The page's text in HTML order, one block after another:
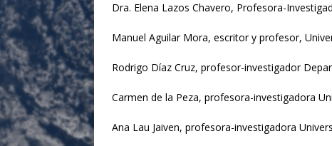
Dra. Elena Lazos Chavero, Profesora-
Manuel Aguilar Mora, escritor y profesor,
Rodrigo Díaz Cruz, profesor-investigador
Carmen de la Peza, profesora-investigadora
Ana Lau Jaiven, profesora-investigadora